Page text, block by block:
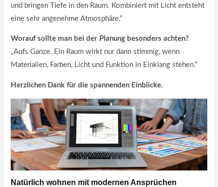
und bringen Tiefe in den Raum. Kombiniert mit Licht entsteht
eine sehr angenehme Atmosphäre.“
Worauf sollte man bei der Planung besonders achten?
„Aufs Ganze. Ein Raum wirkt nur dann stimmig, wenn
Materialien, Farben, Licht und Funktion in Einklang stehen.“
Herzlichen Dank für die spannenden Einblicke.
Natürlich wohnen mit modernen Ansprüchen